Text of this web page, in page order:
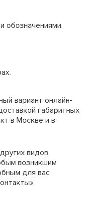
недели.
дней.
обозначениями.
вариант онлайн-
габаритных
в Москве и в
других видов,
возникшим
для вас